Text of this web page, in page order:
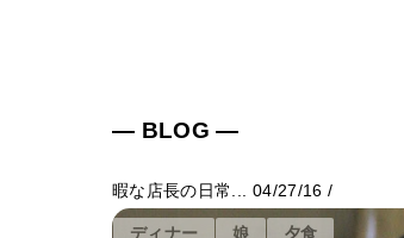
― BLOG ―
暇な店長の日常... 04/27/16 /
ディナー 娘 夕食